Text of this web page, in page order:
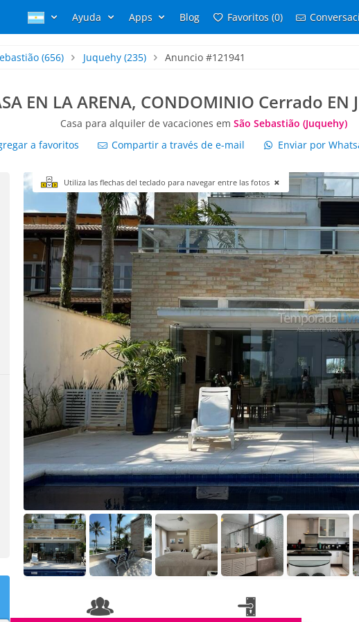
Ayuda Apps Blog Favoritos (0)
(656) Juquehy(235) Anuncio #121941
EN LA ARENA, CONDOMINIO Cerrado EN
Casa para alquiler de vacaciones em São Sebastião (Juquehy)
a favoritos Compartir a través de e-mail Enviar por
Utiliza las flechas del teclado para navegar entre las fotos